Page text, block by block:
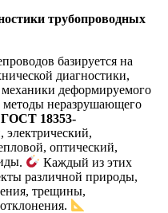
трубопроводных
базируется на
диагностики,
деформируемого
методы неразрушающего
ГОСТ 18353-
электрический,
оптический,
.
Каждый из этих
различной природы,
трещины,
.